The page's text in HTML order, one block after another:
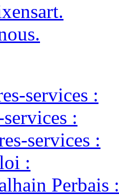
.
.
services :
:
services :
:
Perbais :